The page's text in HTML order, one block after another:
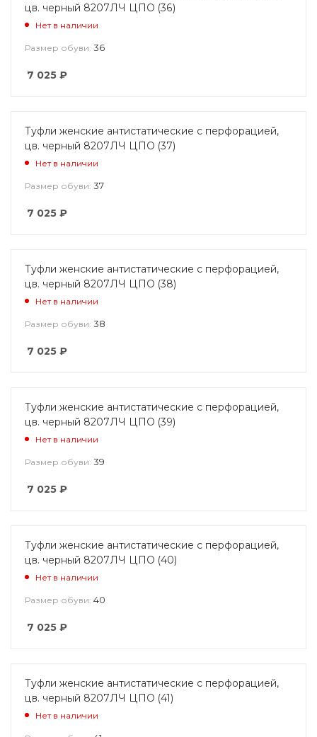
цв. черный 8207ЛЧ ЦПО (36)
Нет в наличии
Размер обуви: 36
7 025 ₽
Туфли женские антистатические с перфорацией,
цв. черный 8207ЛЧ ЦПО (37)
Нет в наличии
Размер обуви: 37
7 025 ₽
Туфли женские антистатические с перфорацией,
цв. черный 8207ЛЧ ЦПО (38)
Нет в наличии
Размер обуви: 38
7 025 ₽
Туфли женские антистатические с перфорацией,
цв. черный 8207ЛЧ ЦПО (39)
Нет в наличии
Размер обуви: 39
7 025 ₽
Туфли женские антистатические с перфорацией,
цв. черный 8207ЛЧ ЦПО (40)
Нет в наличии
Размер обуви: 40
7 025 ₽
Туфли женские антистатические с перфорацией,
цв. черный 8207ЛЧ ЦПО (41)
Нет в наличии